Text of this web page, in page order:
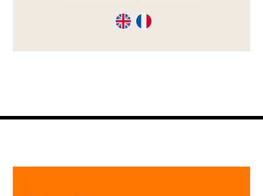
Consultation
en
Consultation
en
Fin